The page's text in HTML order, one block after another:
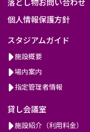
個人情報保護方針
スタジアムガイド
施設概要
場内案内
指定管理者情報
貸し会議室
施設紹介（利用料金）